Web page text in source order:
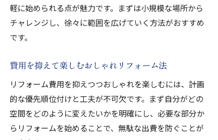
軽に始められる点が魅力です。まずは小規模な場所から
チャレンジし、徐々に範囲を広げていく方法がおすすめ
です。
費用を抑えて楽しむおしゃれリフォーム法
リフォーム費用を抑えつつおしゃれを楽しむには、計画
的な優先順位付けと工夫が不可欠です。まず自分がどの
空間をどのように変えたいかを明確にし、必要な部分か
らリフォームを始めることで、無駄な出費を防ぐことが